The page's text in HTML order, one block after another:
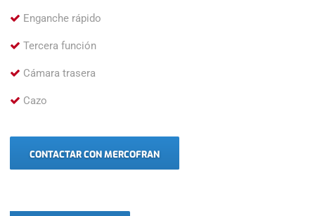
Enganche rápido
Tercera función
Cámara trasera
Cazo
CONTACTAR CON MERCOFRAN